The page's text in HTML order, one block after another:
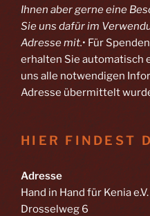
Ihnen aber gerne eine
Sie uns dafür im
Adresse mit.• Für
erhalten Sie automatisch
uns alle notwendigen
Adresse übermittelt
HIER FINDEST
Adresse
Hand in Hand für Kenia e.V.
Drosselweg 6